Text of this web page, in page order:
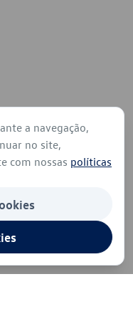
a navegação,
no site,
com nossas políticas